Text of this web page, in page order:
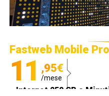
Fastweb Mobile Pro
11 ,95€
/mese
Internet 250 GB e